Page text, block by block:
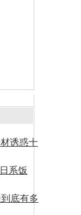
诱惑十
系饭
底有多